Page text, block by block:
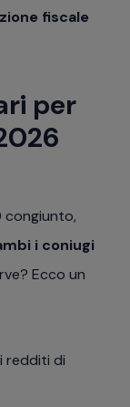
fiscale
per
congiunto,
i coniugi
Ecco un
redditi di